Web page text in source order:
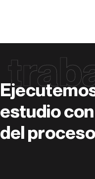
estudio
del proceso